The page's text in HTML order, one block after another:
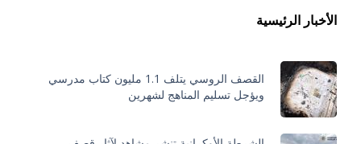
الأخبار الرئيسية
القصف الروسي يتلف 1.1 مليون كتاب مدرسي
ويؤجل تسليم المناهج لشهرين